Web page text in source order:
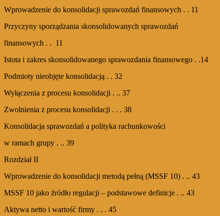
Wprowadzenie do konsolidacji sprawozdań finansowych . . 11
Przyczyny sporządzania skonsolidowanych sprawozdań
finansowych . . 11
Istota i zakres skonsolidowanego sprawozdania finansowego . .14
Podmioty nieobjęte konsolidacją . . 32
Wyłączenia z procesu konsolidacji . .. 37
Zwolnienia z procesu konsolidacji . . . 38
Konsolidacja sprawozdań a polityka rachunkowości
w ramach grupy . .. 39
Rozdział II
Wprowadzenie do konsolidacji metodą pełną (MSSF 10) . .. 43
MSSF 10 jako źródło regulacji – podstawowe definicje . .. 43
Aktywa netto i wartość firmy . . . 45